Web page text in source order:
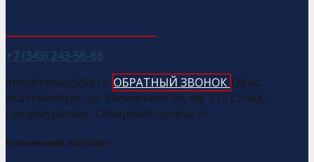
+7 (343) 243-56-66
info@ironlogic96.ru ОБРАТНЫЙ ЗВОНОК Офис:
Екатеринбург, ул. Белинского 56, оф. 715 Склад:
Среднеуральск, Северный проезд 5г
Розничный каталог